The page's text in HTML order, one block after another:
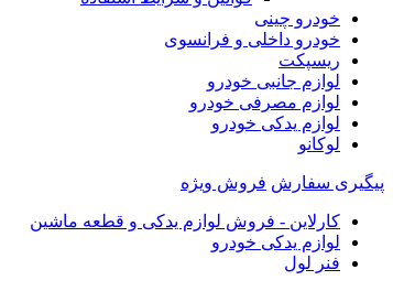
خودرو چینی
خودرو داخلی و فرانسوی
ریسپکت
لوازم جانبی خودرو
لوازم مصرفی خودرو
لوازم یدکی خودرو
لوکانو
پیگیری سفارش فروش ویژه
کارلاین - فروش لوازم یدکی و قطعه ماشین
لوازم یدکی خودرو
فنر لول